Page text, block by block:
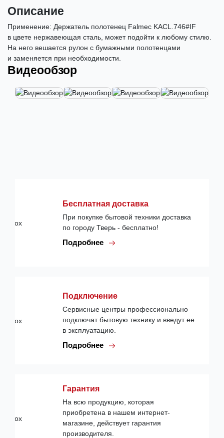
Описание
Применение: Держатель полотенец Falmec KACL.746#IF
в цвете нержавеющая сталь, может подойти к любому стилю.
На него вешается рулон с бумажными полотенцами
и заменяется при необходимости.
Видеообзор
Бесплатная доставка
При покупке бытовой техники доставка
по городу Тверь - бесплатно!
Подробнее
Подключение
Сервисные центры профессионально
подключат бытовую технику и введут ее
в эксплуатацию.
Подробнее
Гарантия
На всю продукцию, которая
приобретена в нашем интернет-
магазине, действует гарантия
производителя.